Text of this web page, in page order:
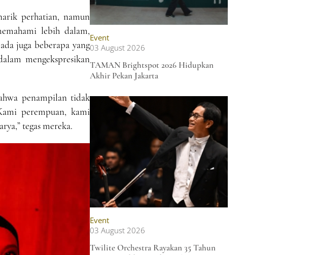
perhatian, namun
lebih dalam,
juga beberapa yang
mengekspresikan
penampilan tidak
perempuan, kami
tegas mereka.
Event
03 August 2026
TAMAN Brightspot 2026 Hidupkan
Akhir Pekan Jakarta
Event
03 August 2026
Twilite Orchestra Rayakan 35 Tahun